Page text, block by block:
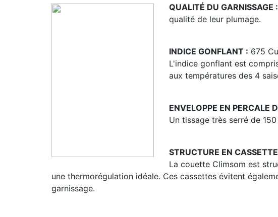
QUALITÉ DU GARNISSAGE :
qualité de leur plumage.
INDICE GONFLANT : 675
L'indice gonflant est
aux températures des 4
ENVELOPPE EN PERCALE
Un tissage très serré de
STRUCTURE EN
La couette Climsom est
une thermorégulation idéale. Ces cassettes évitent
garnissage.